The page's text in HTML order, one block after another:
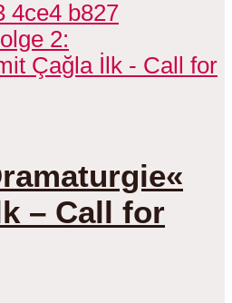
– Call for